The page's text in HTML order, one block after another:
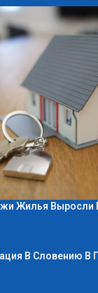
Жилья Выросли
В Словению В